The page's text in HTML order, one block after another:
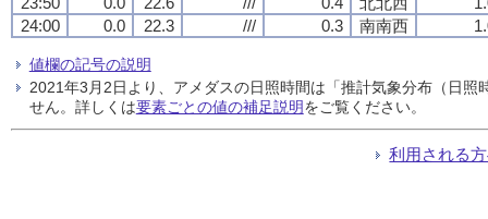
24:00
0.0 22.3 /// 0.3 南南西
値欄の記号の説明
2021年3月2日より、アメダスの日照時間は「推計気象分布（日
せん。詳しくは要素ごとの値の補足説明をご覧ください。
利用される